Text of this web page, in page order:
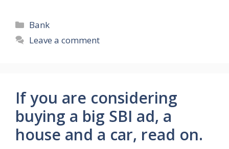
Categories
Bank
Leave a comment
If you are considering
buying a big SBI ad, a
house and a car, read on.